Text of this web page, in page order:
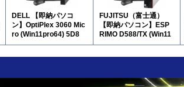
DELL 【即納パソコ
ン】OptiPlex 3060 Mic
ro (Win11pro64) 5D8
FUJITSU（富士通）
【即納パソコン】ESP
RIMO D588/TX (Win11
pro64) 5D8